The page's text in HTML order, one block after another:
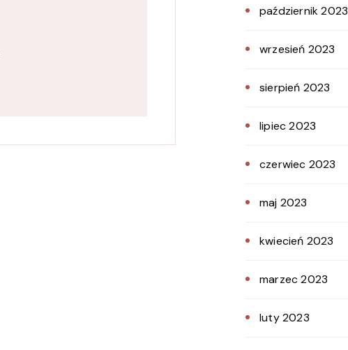
październik 2023
wrzesień 2023
sierpień 2023
lipiec 2023
czerwiec 2023
maj 2023
kwiecień 2023
marzec 2023
luty 2023